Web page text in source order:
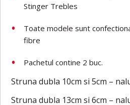
Stinger Trebles
Toate modele sunt
fibre
Pachetul contine 2 buc.
Struna dubla 10cm si 5cm –
Struna dubla 13cm si 6cm –